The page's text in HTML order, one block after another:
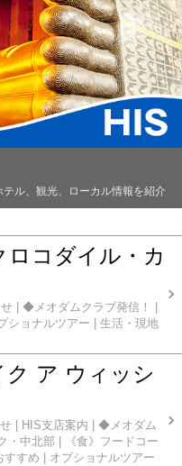
ル、観光、ローカル情報を紹介
ロコダイル・カ
◆メオダムクラブ発信！
ショナルツアー
生活・現地
ア ウィッシ
HIS支店案内
◆メオダム
・中北部
《食》フードコー
すすめ
オプショナルツアー